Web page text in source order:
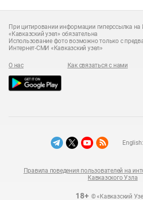
При цитировании информации гиперссылка на
«Кавказский узел» обязательна
Использование фото возможно только с
Интернет-СМИ «Кавказский узел»
О нас Как связаться с нами
18+© «Кавказский
Правила поведения пользователей на
Кавказского Узла
English: